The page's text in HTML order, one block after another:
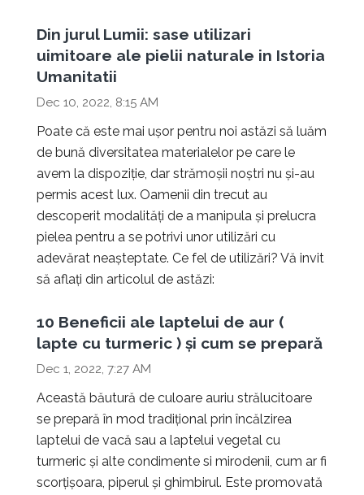
Din jurul Lumii: sase utilizari
uimitoare ale pielii naturale in Istoria
Umanitatii
Dec 10, 2022, 8:15 AM
Poate că este mai ușor pentru noi astăzi să luăm
de bună diversitatea materialelor pe care le
avem la dispoziție, dar strămoșii noștri nu și-au
permis acest lux. Oamenii din trecut au
descoperit modalități de a manipula și prelucra
pielea pentru a se potrivi unor utilizări cu
adevărat neașteptate. Ce fel de utilizări? Vă invit
să aflați din articolul de astăzi:
10 Beneficii ale laptelui de aur (
lapte cu turmeric ) și cum se prepară
Dec 1, 2022, 7:27 AM
Această băutură de culoare auriu strălucitoare
se prepară în mod tradițional prin încălzirea
laptelui de vacă sau a laptelui vegetal cu
turmeric și alte condimente si mirodenii, cum ar fi
scorțișoara, piperul și ghimbirul. Este promovată